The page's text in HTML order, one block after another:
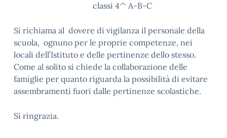
classi 4^ A-B-C
Si richiama al dovere di vigilanza il personale della
scuola, ognuno per le proprie competenze, nei
locali dell’Istituto e delle pertinenze dello stesso.
Come al solito si chiede la collaborazione delle
famiglie per quanto riguarda la possibilità di evitare
assembramenti fuori dalle pertinenze scolastiche.
Si ringrazia.